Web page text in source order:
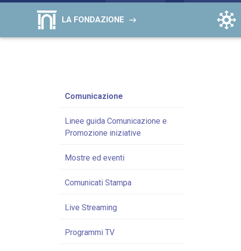
LA FONDAZIONE
Comunicazione
Linee guida Comunicazione e
Promozione iniziative
Mostre ed eventi
Comunicati Stampa
Live Streaming
Programmi TV